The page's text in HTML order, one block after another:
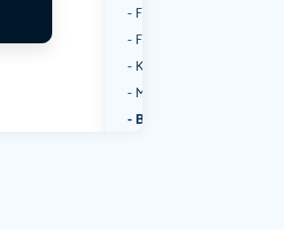
Fietsen
Film
Kunst & Cultuur
Muziek
Bekijk alle categorieën